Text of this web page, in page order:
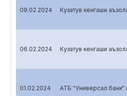
09.02.2024 Кузатув кенгаши
06.02.2024 Кузатув кенгаши
01.02.2024 АТБ "Универсал